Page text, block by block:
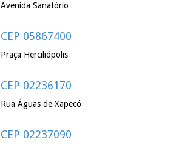
Avenida Sanatório
CEP 05867400
Praça Herciliópolis
CEP 02236170
Rua Águas de Xapecó
CEP 02237090